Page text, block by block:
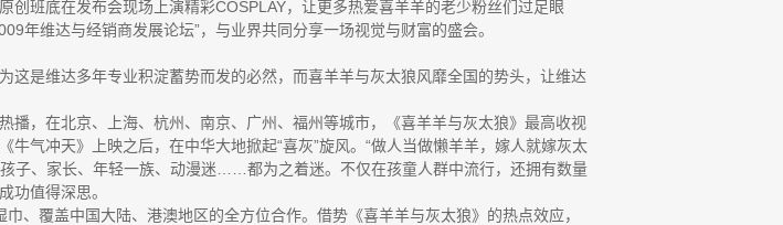
班底在发布会现场上演精彩COSPLAY，让更多热爱喜羊羊的老少粉丝们过足眼
年维达与经销商发展论坛”，与业界共同分享一场视觉与财富的盛会。
是维达多年专业积淀蓄势而发的必然，而喜羊羊与灰太狼风靡全国的势头，让维达
，在北京、上海、杭州、南京、广州、福州等城市，《喜羊羊与灰太狼》最高收视
气冲天》上映之后，在中华大地掀起“喜灰”旋风。“做人当做懒羊羊，嫁人就嫁灰太
子、家长、年轻一族、动漫迷……都为之着迷。不仅在孩童人群中流行，还拥有数量
功值得深思。
、覆盖中国大陆、港澳地区的全方位合作。借势《喜羊羊与灰太狼》的热点效应，